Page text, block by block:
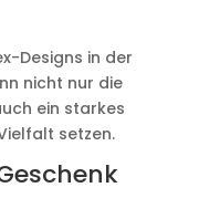
Designs in der
nicht nur die
ein starkes
setzen.